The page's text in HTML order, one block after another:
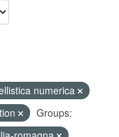
numerica
Groups: